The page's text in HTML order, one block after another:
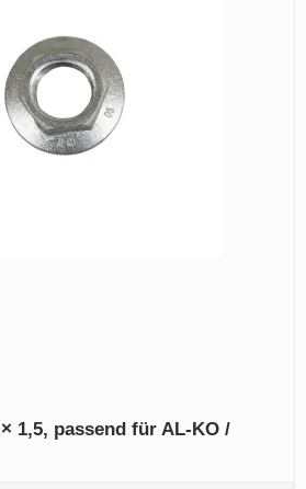
1,5, passend für AL‑KO /